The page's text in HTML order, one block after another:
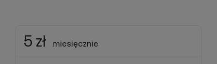
5 zł miesięcznie